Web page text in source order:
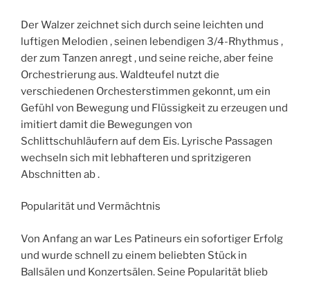
Der Walzer zeichnet sich durch seine leichten und
luftigen Melodien , seinen lebendigen 3/4-Rhythmus ,
der zum Tanzen anregt , und seine reiche, aber feine
Orchestrierung aus. Waldteufel nutzt die
verschiedenen Orchesterstimmen gekonnt, um ein
Gefühl von Bewegung und Flüssigkeit zu erzeugen und
imitiert damit die Bewegungen von
Schlittschuhläufern auf dem Eis. Lyrische Passagen
wechseln sich mit lebhafteren und spritzigeren
Abschnitten ab .
Popularität und Vermächtnis
Von Anfang an war Les Patineurs ein sofortiger Erfolg
und wurde schnell zu einem beliebten Stück in
Ballsälen und Konzertsälen. Seine Popularität blieb